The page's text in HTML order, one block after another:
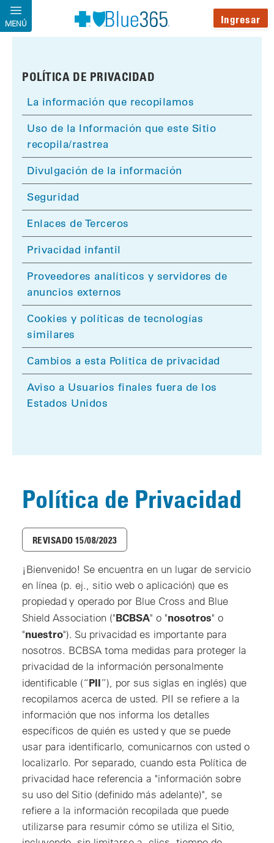
Pasar al contenido principal
MENÚ Ingresar
POLÍTICA DE PRIVACIDAD
La información que recopilamos
Uso de la Información que este Sitio
recopila/rastrea
Divulgación de la información
Seguridad
Enlaces de Terceros
Privacidad infantil
Proveedores analíticos y servidores de
anuncios externos
Cookies y políticas de tecnologías
similares
Cambios a esta Política de privacidad
Aviso a Usuarios finales fuera de los
Estados Unidos
Política de Privacidad
REVISADO 15/08/2023
¡Bienvenido! Se encuentra en un lugar de servicio
en línea (p. ej., sitio web o aplicación) que es
propiedad y operado por Blue Cross and Blue
Shield Association ("BCBSA" o "nosotros" o
"nuestro"). Su privacidad es importante para
nosotros. BCBSA toma medidas para proteger la
privacidad de la información personalmente
identificable (“PII”), por sus siglas en inglés) que
recopilamos acerca de usted. PII se refiere a la
información que nos informa los detalles
específicos de quién es usted y que se puede
usar para identificarlo, comunicarnos con usted o
localizarlo. Por separado, cuando esta Política de
privacidad hace referencia a "información sobre
su uso del Sitio (definido más adelante)", se
refiere a la información recopilada que puede
utilizarse para resumir cómo se utiliza el Sitio,